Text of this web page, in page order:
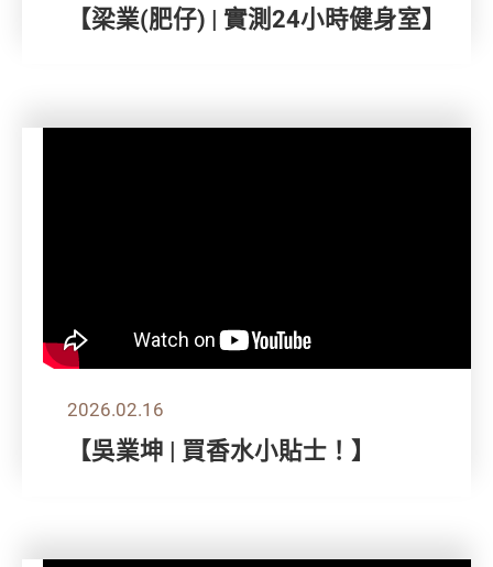
【梁業(肥仔) | 實測24小時健身室】
2026.02.16
【吳業坤 | 買香水小貼士！】